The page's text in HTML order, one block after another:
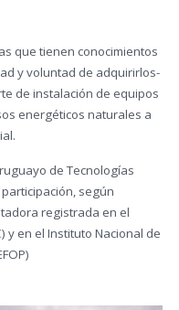
que tienen conocimientos
y voluntad de adquirirlos-
de instalación de equipos
energéticos naturales a
de Tecnologías
según
registrada en el
y en el Instituto Nacional de